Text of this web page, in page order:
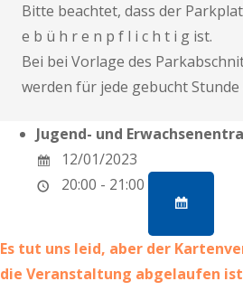
Bitte beachtet, dass der
e b ü h r e n p f l i c h t i g ist.
Bei bei Vorlage des
werden für jede gebucht
Jugend- und
12/01/2023
20:00 - 21:00
Es tut uns leid, aber der
die Veranstaltung abgelaufen